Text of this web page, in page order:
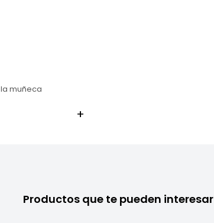
muñeca
Productos que te pueden interesar